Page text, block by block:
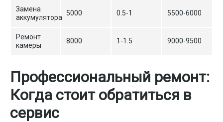
Замена
аккумулятора
5000 0.5-1 5500-6000
Ремонт
камеры
8000 1-1.5 9000-9500
Профессиональный ремонт:
Когда стоит обратиться в
сервис